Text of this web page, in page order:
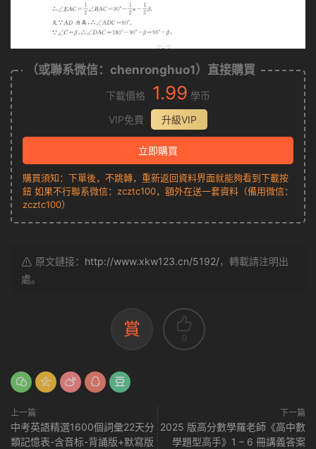
（或聯系微信：chenronghuo1）直接購買
下載價格 1.99 學币
VIP免費
升級VIP
立即購買
購買須知：下單後，不跳轉，重新返回資料界面就能夠看到下載按
鈕 如果不行聯系微信：zcztc100，額外在送一套資料（備用微信：
zcztc100）
原文鏈接： http://www.xkw123.cn/5192/，轉載請注明出
處。
賞 0
上一篇
中考英語精選1600個詞彙22天分
類記憶表-含音标-背誦版+默寫版
下一篇
2025 版高分數學羅老師《高中數
學題型高手》1 – 6 冊講義答案